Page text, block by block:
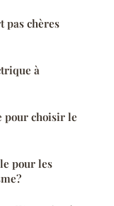
pas chères
à
pour choisir le
pour les